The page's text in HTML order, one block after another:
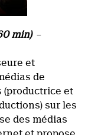
min) –
et
de
(productrice et
sur les
des médias